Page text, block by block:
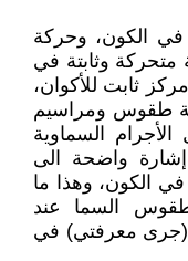
في الكون، وحركة
وثابتة في
ثابت للأكوان،
طقوس ومراسيم
السماوية
واضحة الى
في الكون، وهذا ما
السما عند
(جرى معرفتي) في